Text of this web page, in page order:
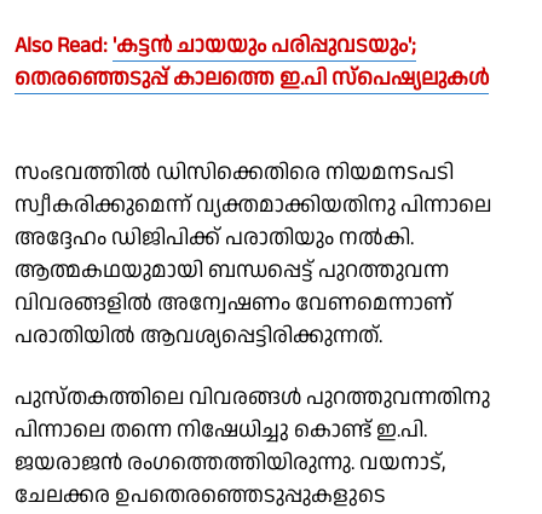
Also Read: 'കട്ടന്‍ ചായയും പരിപ്പുവടയും';
തെരഞ്ഞെടുപ്പ് കാലത്തെ ഇ.പി സ്‌പെഷ്യലുകള്‍
സംഭവത്തിൽ ഡിസിക്കെതിരെ നിയമനടപടി
സ്വീകരിക്കുമെന്ന് വ്യക്തമാക്കിയതിനു പിന്നാലെ
അദ്ദേഹം ഡിജിപിക്ക് പരാതിയും നൽകി.
ആത്മകഥയുമായി ബന്ധപ്പെട്ട് പുറത്തുവന്ന
വിവരങ്ങളിൽ അന്വേഷണം വേണമെന്നാണ്
പരാതിയിൽ ആവശ്യപ്പെട്ടിരിക്കുന്നത്.
പുസ്തകത്തിലെ വിവരങ്ങള്‍ പുറത്തുവന്നതിനു
പിന്നാലെ തന്നെ നിഷേധിച്ചു കൊണ്ട് ഇ.പി.
ജയരാജന്‍ രംഗത്തെത്തിയിരുന്നു. വയനാട്,
ചേലക്കര ഉപതെരഞ്ഞെടുപ്പുകളുടെ